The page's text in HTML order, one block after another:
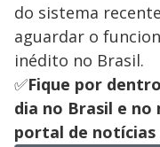
do sistema
aguardar o
inédito no Brasil.
✅Fique por
dia no Brasil e no
portal de notícias